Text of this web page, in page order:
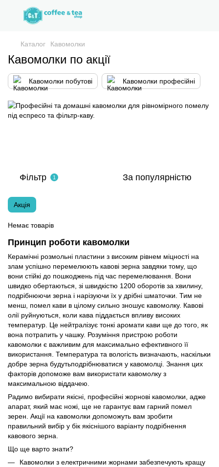
Каталог Кавомолки
Кавомолки по акції
Кавомолки побутові Кавомолки професійні
Фільтр 1 За популярністю
Акція
Немає товарів
Принцип роботи кавомолки
Керамічні розмольні пластини з високим рівнем міцності на
злам успішно перемелюють кавові зерна завдяки тому, що
вони стійкі до пошкоджень під час перемелювання. Вони
швидко обертаються, зі швидкістю 1200 оборотів за хвилину,
подрібнюючи зерна і нарізуючи їх у дрібні шматочки. Тим не
менш, помел кави в цілому сильно зношує кавомолку. Кавові
олії руйнуються, коли кава піддається впливу високих
температур. Це нейтралізує тонкі аромати кави ще до того, як
вона потрапить у чашку. Розуміння пристрою роботи
кавомолки є важливим для максимально ефективного її
використання. Температура та вологість визначають, наскільки
добре зерна будутьподрібнюватися у кавомолці. Знання цих
факторів допоможе вам використати кавомолку з
максимальною віддачею.
Радимо вибирати якісні, професійні жорнові кавомолки, адже
апарат, який має ножі, ще не гарантує вам гарний помел
зерен. Акції на кавомолки допоможуть вам зробити
правильний вибір у бік якіснішого варіанту подрібнення
кавового зерна.
Що ще варто знати?
Кавомолки з електричними жорнами забезпечують кращу